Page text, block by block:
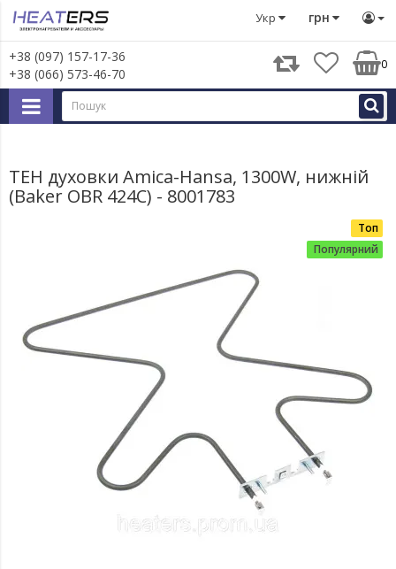
грн
Укр
+38 (097) 157-17-36
+38 (066) 573-46-70
0
Запчастини для великої побутової техніки Запчастини
ТЕН духовки Amica-Hansa, 1300W, нижній
(Baker OBR 424C) - 8001783
Топ
Популярний